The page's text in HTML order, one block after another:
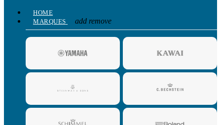
HOME
MARQUES
add remove